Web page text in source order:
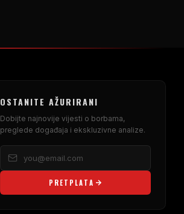
OSTANITE AŽURIRANI
Dobijte najnovije vijesti o borbama,
preglede događaja i ekskluzivne analize.
PRETPLATA